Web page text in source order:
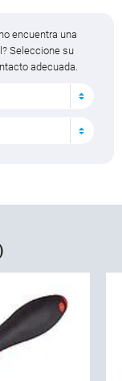
encuentra una
Seleccione su
adecuada.